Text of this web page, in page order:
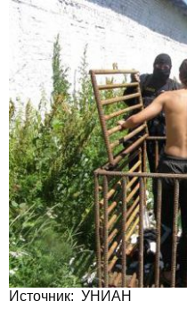
Источник: УНИАН